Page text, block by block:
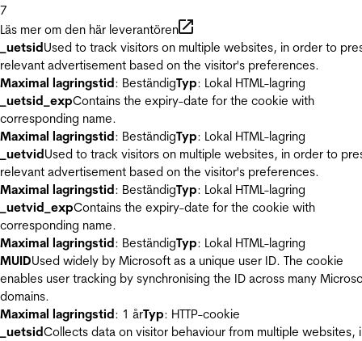
7
Läs mer om den här leverantören
_uetsidUsed to track visitors on multiple websites, in order to
relevant advertisement based on the visitor's preferences.
Maximal lagringstid: BeständigTyp: Lokal HTML-lagring
_uetsid_expContains the expiry-date for the cookie with
corresponding name.
Maximal lagringstid: BeständigTyp: Lokal HTML-lagring
_uetvidUsed to track visitors on multiple websites, in order to
relevant advertisement based on the visitor's preferences.
Maximal lagringstid: BeständigTyp: Lokal HTML-lagring
_uetvid_expContains the expiry-date for the cookie with
corresponding name.
Maximal lagringstid: BeständigTyp: Lokal HTML-lagring
MUIDUsed widely by Microsoft as a unique user ID. The cookie
enables user tracking by synchronising the ID across many
domains.
Maximal lagringstid: 1 årTyp: HTTP-cookie
_uetsidCollects data on visitor behaviour from multiple websites,